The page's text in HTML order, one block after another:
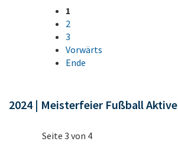
1
2
3
Vorwärts
Ende
2024 | Meisterfeier Fußball Aktive
Seite 3 von 4